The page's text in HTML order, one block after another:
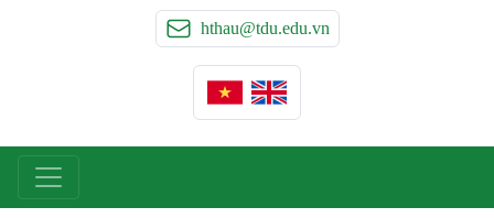
hthau@tdu.edu.vn